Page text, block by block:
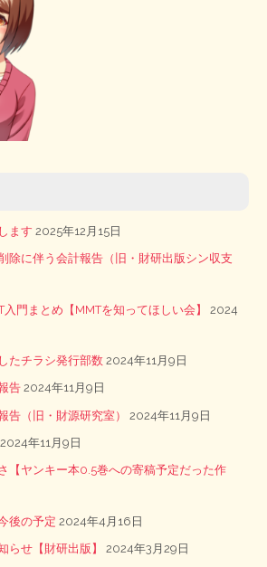
ます 2025年12月15日
除に伴う会計報告（旧・財研出版シン収支
門まとめ【MMTを知ってほしい会】
2024
たチラシ発行部数 2024年11月9日
告 2024年11月9日
告（旧・財源研究室） 2024年11月9日
2024年11月9日
【ヤンキー本0.5巻への寄稿予定だった作
後の予定 2024年4月16日
らせ【財研出版】 2024年3月29日